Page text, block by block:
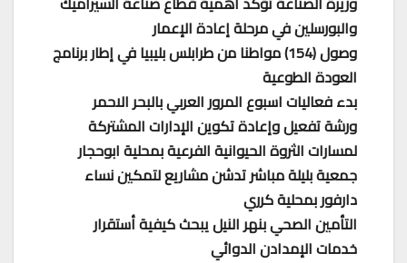
والبورسلين في مرحلة إعادة الإعمار
وصول (154) مواطنا من طرابلس بليبيا في إطار برنامج
العودة الطوعية
بدء فعاليات اسبوع المرور العربي بالبحر اﻻحمر
ورشة تفعيل وإعادة تكوين الإدارات المشتركة
لمسارات الثروة الحيوانية الفرعية بمحلية ابوحجار
جمعية بليلة مباشر تدشن مشاريع لتمكين نساء
دارفور بمحلية كرري
التأمين الصحي بنهر النيل يبحث كيفية أستقرار
خدمات الإمدادن الدوائي